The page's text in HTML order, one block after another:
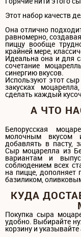
Этот набор качеств
Она отлично
равномерно,
пиццу вообще
крайней мере,
Идеальна она и для
сочетание
синергию вкусов.
Используют этот
закусках
сделать каждый
А ЧТО
Белорусская
молочным вкусом
добавлять в пасту,
Сыр моцарелла из
вариантам и
соблюдением всех
на пицце, дополняет
базиликом,
КУДА
Покупка сыра
удобно. Выбирайте
корзину и указывайте